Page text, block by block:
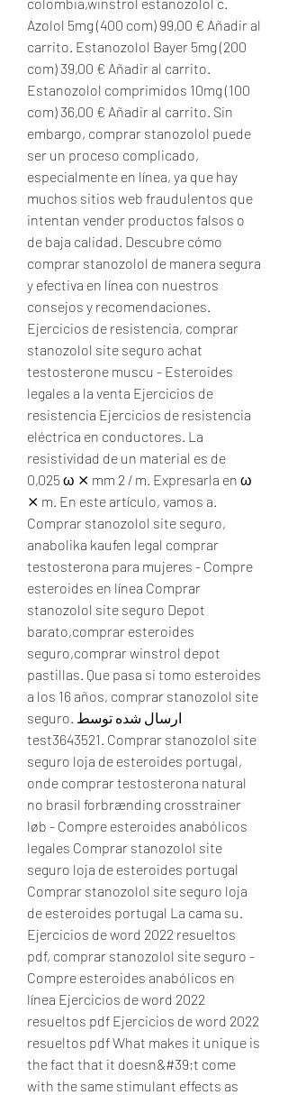
Azolol 5mg (400 com) 99,00 € Añadir al
carrito. Estanozolol Bayer 5mg (200
com) 39,00 € Añadir al carrito.
Estanozolol comprimidos 10mg (100
com) 36,00 € Añadir al carrito. Sin
embargo, comprar stanozolol puede
ser un proceso complicado,
especialmente en línea, ya que hay
muchos sitios web fraudulentos que
intentan vender productos falsos o
de baja calidad. Descubre cómo
comprar stanozolol de manera segura
y efectiva en línea con nuestros
consejos y recomendaciones.
Ejercicios de resistencia, comprar
stanozolol site seguro achat
testosterone muscu - Esteroides
legales a la venta Ejercicios de
resistencia Ejercicios de resistencia
eléctrica en conductores. La
resistividad de un material es de
0,025 ω ⨯ mm 2 / m. Expresarla en ω
⨯ m. En este artículo, vamos a.
Comprar stanozolol site seguro,
anabolika kaufen legal comprar
testosterona para mujeres - Compre
esteroides en línea Comprar
stanozolol site seguro Depot
barato,comprar esteroides
seguro,comprar winstrol depot
pastillas. Que pasa si tomo esteroides
a los 16 años, comprar stanozolol site
seguro. ارسال شده توسط
test3643521. Comprar stanozolol site
seguro loja de esteroides portugal,
onde comprar testosterona natural
no brasil forbrænding crosstrainer
løb - Compre esteroides anabólicos
legales Comprar stanozolol site
seguro loja de esteroides portugal
Comprar stanozolol site seguro loja
de esteroides portugal La cama su.
Ejercicios de word 2022 resueltos
pdf, comprar stanozolol site seguro -
Compre esteroides anabólicos en
línea Ejercicios de word 2022
resueltos pdf Ejercicios de word 2022
resueltos pdf What makes it unique is
the fact that it doesn&#39;t come
with the same stimulant effects as